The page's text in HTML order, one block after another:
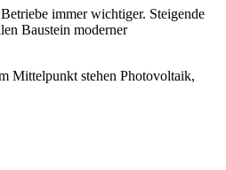
immer wichtiger. Steigende
Baustein moderner
Mittelpunkt stehen Photovoltaik,